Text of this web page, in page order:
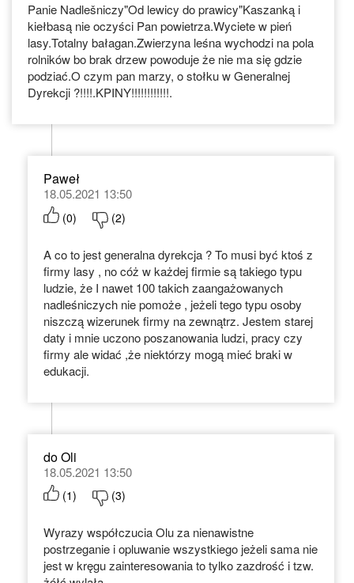
Panie Nadlešniczy"Od lewicy do prawicy"Kaszanką i
kiełbasą nie oczyści Pan powietrza.Wyciete w pień
lasy.Totalny bałagan.Zwierzyna leśna wychodzi na pola
rolników bo brak drzew powoduje że nie ma się gdzie
podziać.O czym pan marzy, o stołku w Generalnej
Dyrekcji ?!!!!.KPINY!!!!!!!!!!!!.
Paweł
18.05.2021 13:50
(0) (2)
A co to jest generalna dyrekcja ? To musi być ktoś z
firmy lasy , no cóż w każdej firmie są takiego typu
ludzie, że I nawet 100 takich zaangażowanych
nadleśniczych nie pomoże , jeżeli tego typu osoby
niszczą wizerunek firmy na zewnątrz. Jestem starej
daty i mnie uczono poszanowania ludzi, pracy czy
firmy ale widać ,że niektórzy mogą mieć braki w
edukacji.
do Oli
18.05.2021 13:50
(1) (3)
Wyrazy współczucia Olu za nienawistne
postrzeganie i opluwanie wszystkiego jeżeli sama nie
jest w kręgu zainteresowania to tylko zazdrość i tzw.